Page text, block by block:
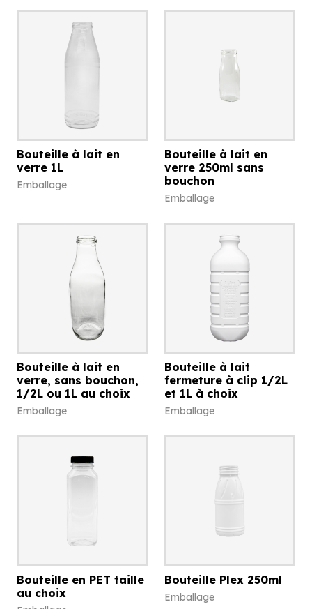
Bouteille à lait en
verre 1L
Emballage
Bouteille à lait en
verre 250ml sans
bouchon
Emballage
Bouteille à lait en
verre, sans bouchon,
1/2L ou 1L au choix
Emballage
Bouteille à lait
fermeture à clip 1/2L
et 1L à choix
Emballage
Bouteille en PET taille
au choix
Bouteille Plex 250ml
Emballage